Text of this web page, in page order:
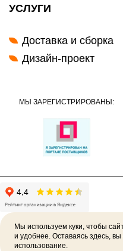
УСЛУГИ
Доставка и сборка
Дизайн-проект
МЫ ЗАРЕГИСТРИРОВАНЫ:
2026 ©
Мы используем куки, чтобы
и удобнее. Оставаясь здесь,
использование.